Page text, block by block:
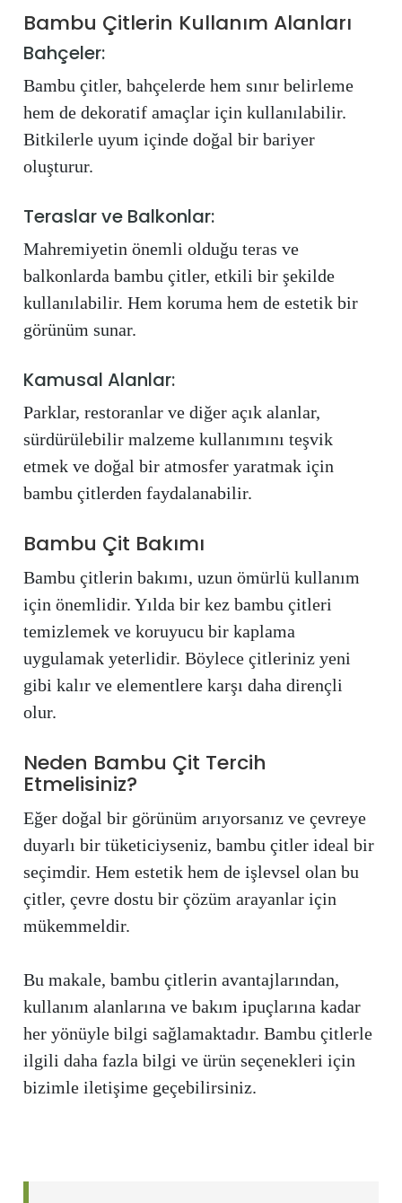
Bambu Çitlerin Kullanım Alanları
Bahçeler:
Bambu çitler, bahçelerde hem sınır belirleme
hem de dekoratif amaçlar için kullanılabilir.
Bitkilerle uyum içinde doğal bir bariyer
oluşturur.
Teraslar ve Balkonlar:
Mahremiyetin önemli olduğu teras ve
balkonlarda bambu çitler, etkili bir şekilde
kullanılabilir. Hem koruma hem de estetik bir
görünüm sunar.
Kamusal Alanlar:
Parklar, restoranlar ve diğer açık alanlar,
sürdürülebilir malzeme kullanımını teşvik
etmek ve doğal bir atmosfer yaratmak için
bambu çitlerden faydalanabilir.
Bambu Çit Bakımı
Bambu çitlerin bakımı, uzun ömürlü kullanım
için önemlidir. Yılda bir kez bambu çitleri
temizlemek ve koruyucu bir kaplama
uygulamak yeterlidir. Böylece çitleriniz yeni
gibi kalır ve elementlere karşı daha dirençli
olur.
Neden Bambu Çit Tercih
Etmelisiniz?
Eğer doğal bir görünüm arıyorsanız ve çevreye
duyarlı bir tüketiciyseniz, bambu çitler ideal bir
seçimdir. Hem estetik hem de işlevsel olan bu
çitler, çevre dostu bir çözüm arayanlar için
mükemmeldir.
Bu makale, bambu çitlerin avantajlarından,
kullanım alanlarına ve bakım ipuçlarına kadar
her yönüyle bilgi sağlamaktadır. Bambu çitlerle
ilgili daha fazla bilgi ve ürün seçenekleri için
bizimle iletişime geçebilirsiniz.